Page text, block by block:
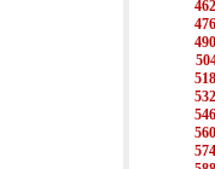
462
476
490
518
532
546
560
574